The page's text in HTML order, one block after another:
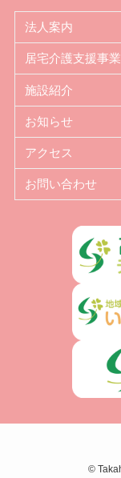
法人案内
居宅介護支援事
施設紹介
お知らせ
アクセス
お問い合わせ
©